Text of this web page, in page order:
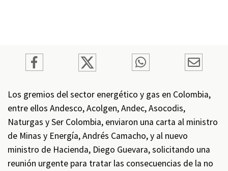
Los gremios del sector energético y gas en Colombia,
entre ellos Andesco, Acolgen, Andec, Asocodis,
Naturgas y Ser Colombia, enviaron una carta al ministro
de Minas y Energía, Andrés Camacho, y al nuevo
ministro de Hacienda, Diego Guevara, solicitando una
reunión urgente para tratar las consecuencias de la no